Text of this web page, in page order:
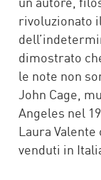
rivoluzionato
dimostrato
le note non
John Cage,
Angeles nel
Laura
venduti in